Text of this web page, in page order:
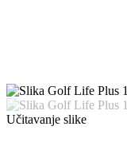
Učitavanje slike